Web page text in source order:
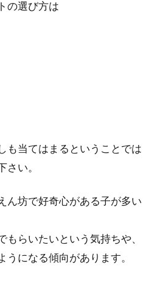
の選び方は
も当てはまるということでは
さい。
ん坊で好奇心がある子が多い
もらいたいという気持ちや、
うになる傾向があります。